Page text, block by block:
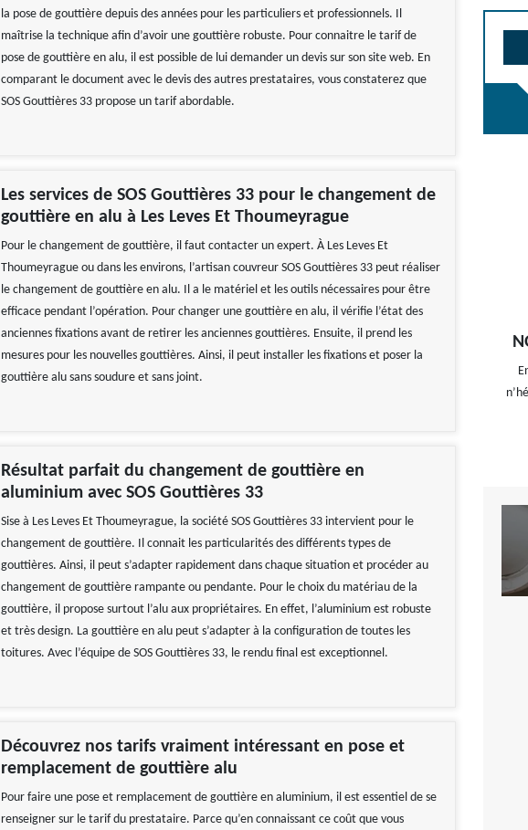
la pose de gouttière depuis des années pour les particuliers et professionnels. Il
maîtrise la technique afin d’avoir une gouttière robuste. Pour connaitre le tarif de
pose de gouttière en alu, il est possible de lui demander un devis sur son site web. En
comparant le document avec le devis des autres prestataires, vous constaterez que
SOS Gouttières 33 propose un tarif abordable.
Les services de SOS Gouttières 33 pour le changement de
gouttière en alu à Les Leves Et Thoumeyrague
Pour le changement de gouttière, il faut contacter un expert. À Les Leves Et
Thoumeyrague ou dans les environs, l’artisan couvreur SOS Gouttières 33 peut réaliser
le changement de gouttière en alu. Il a le matériel et les outils nécessaires pour être
efficace pendant l’opération. Pour changer une gouttière en alu, il vérifie l’état des
anciennes fixations avant de retirer les anciennes gouttières. Ensuite, il prend les
mesures pour les nouvelles gouttières. Ainsi, il peut installer les fixations et poser la
gouttière alu sans soudure et sans joint.
Résultat parfait du changement de gouttière en
aluminium avec SOS Gouttières 33
Sise à Les Leves Et Thoumeyrague, la société SOS Gouttières 33 intervient pour le
changement de gouttière. Il connait les particularités des différents types de
gouttières. Ainsi, il peut s’adapter rapidement dans chaque situation et procéder au
changement de gouttière rampante ou pendante. Pour le choix du matériau de la
gouttière, il propose surtout l’alu aux propriétaires. En effet, l’aluminium est robuste
et très design. La gouttière en alu peut s’adapter à la configuration de toutes les
toitures. Avec l’équipe de SOS Gouttières 33, le rendu final est exceptionnel.
Découvrez nos tarifs vraiment intéressant en pose et
remplacement de gouttière alu
Pour faire une pose et remplacement de gouttière en aluminium, il est essentiel de se
renseigner sur le tarif du prestataire. Parce qu’en connaissant ce coût que vous